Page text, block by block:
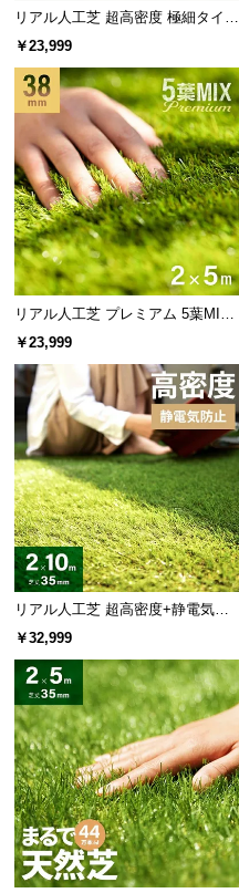
リアル人工芝 超高密度 極細タイプ
芝丈20mm 2×10m
￥23,999
リアル人工芝 プレミアム 5葉MI
X・質感をさらに追求 芝丈38mm 2
￥23,999
リアル人工芝 超高密度+静電気防
止 極細タイプ 芝丈35mm 2×10m
￥32,999